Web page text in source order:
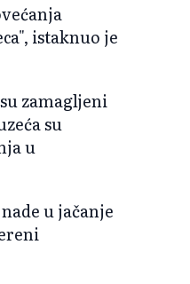
istaknuo je
zamagljeni
su
u
u jačanje